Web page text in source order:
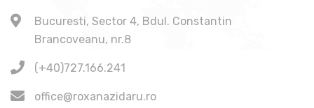
Bucuresti, Sector 4, Bdul. Constantin
Brancoveanu, nr.8
(+40)727.166.241
office@roxanazidaru.ro